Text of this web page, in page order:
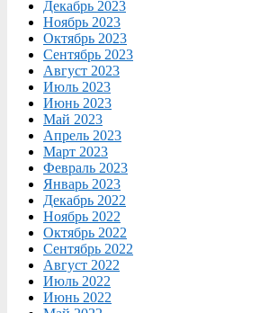
Декабрь 2023
Ноябрь 2023
Октябрь 2023
Сентябрь 2023
Август 2023
Июль 2023
Июнь 2023
Май 2023
Апрель 2023
Март 2023
Февраль 2023
Январь 2023
Декабрь 2022
Ноябрь 2022
Октябрь 2022
Сентябрь 2022
Август 2022
Июль 2022
Июнь 2022